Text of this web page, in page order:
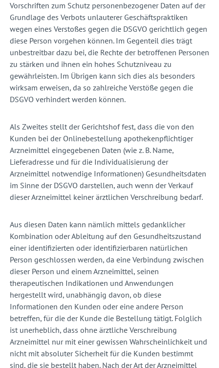
Vorschriften zum Schutz personenbezogener Daten auf der
Grundlage des Verbots unlauterer Geschäftspraktiken
wegen eines Verstoßes gegen die DSGVO gerichtlich gegen
diese Person vorgehen können. Im Gegenteil dies trägt
unbestreitbar dazu bei, die Rechte der betroffenen Personen
zu stärken und ihnen ein hohes Schutzniveau zu
gewährleisten. Im Übrigen kann sich dies als besonders
wirksam erweisen, da so zahlreiche Verstöße gegen die
DSGVO verhindert werden können.
Als Zweites stellt der Gerichtshof fest, dass die von den
Kunden bei der Onlinebestellung apothekenpflichtiger
Arzneimittel eingegebenen Daten (wie z. B. Name,
Lieferadresse und für die Individualisierung der
Arzneimittel notwendige Informationen) Gesundheitsdaten
im Sinne der DSGVO darstellen, auch wenn der Verkauf
dieser Arzneimittel keiner ärztlichen Verschreibung bedarf.
Aus diesen Daten kann nämlich mittels gedanklicher
Kombination oder Ableitung auf den Gesundheitszustand
einer identifizierten oder identifizierbaren natürlichen
Person geschlossen werden, da eine Verbindung zwischen
dieser Person und einem Arzneimittel, seinen
therapeutischen Indikationen und Anwendungen
hergestellt wird, unabhängig davon, ob diese
Informationen den Kunden oder eine andere Person
betreffen, für die der Kunde die Bestellung tätigt. Folglich
ist unerheblich, dass ohne ärztliche Verschreibung
Arzneimittel nur mit einer gewissen Wahrscheinlichkeit und
nicht mit absoluter Sicherheit für die Kunden bestimmt
sind, die sie bestellt haben. Nach der Art der Arzneimittel